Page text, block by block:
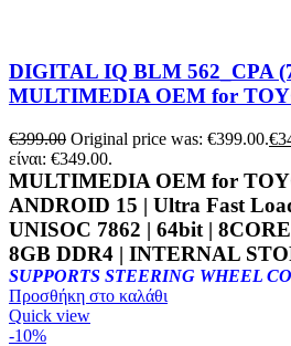
DIGITAL IQ BLM 562_CPA
MULTIMEDIA OEM for
€399.00 Original price was: €399.00.€
είναι: €349.00.
MULTIMEDIA OEM for
ANDROID 15 | Ultra Fast
UNISOC 7862 | 64bit |
8GB DDR4 | INTERNAL
SUPPORTS STEERING WHEEL
Προσθήκη στο καλάθι
Quick view
-10%